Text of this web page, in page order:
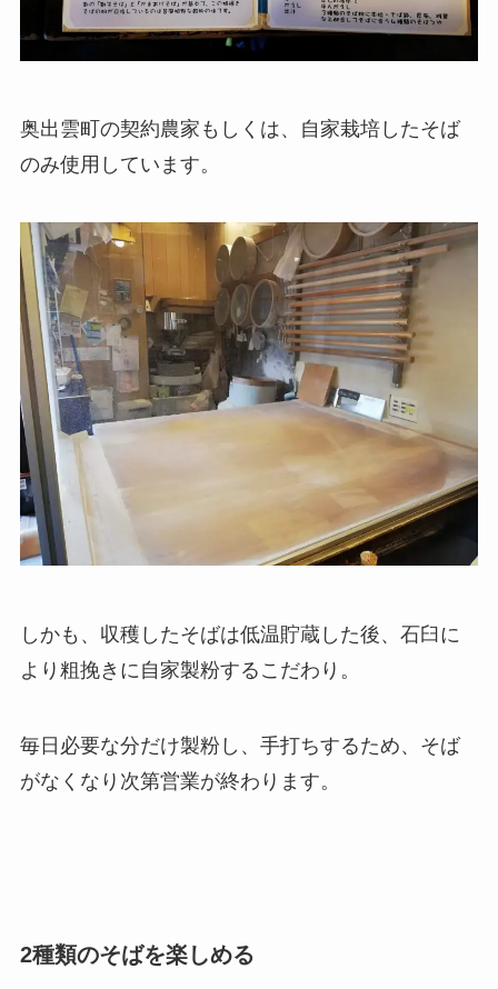
奥出雲町の契約農家もしくは、自家栽培したそば
のみ使用しています。
しかも、収穫したそばは低温貯蔵した後、石臼に
より粗挽きに自家製粉するこだわり。
毎日必要な分だけ製粉し、手打ちするため、そば
がなくなり次第営業が終わります。
2種類のそばを楽しめる